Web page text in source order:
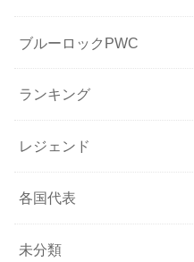
ブルーロックPWC
ランキング
レジェンド
各国代表
未分類